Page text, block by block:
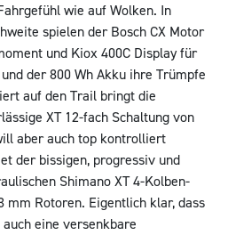
wie auf Wolken. In
spielen der Bosch CX Motor
und Kiox 400C Display für
der 800 Wh Akku ihre Trümpfe
auf den Trail bringt die
XT 12-fach Schaltung von
aber auch top kontrolliert
der bissigen, progressiv und
Shimano XT 4-Kolben-
mm Rotoren. Eigentlich klar, dass
eine versenkbare